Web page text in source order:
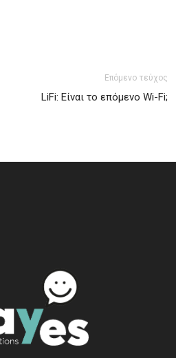
Επόμενο τεύχος
LiFi: Είναι το επόμενο Wi-Fi;